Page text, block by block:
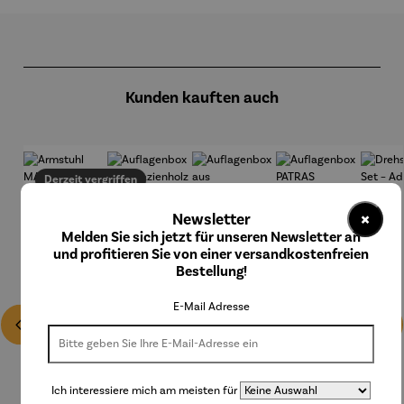
Kunden kauften auch
Derzeit vergriffen
×
Newsletter
Melden Sie sich jetzt für unseren Newsletter an
und profitieren Sie von einer versandkostenfreien
Bestellung!
E-Mail Adresse
Ich interessiere mich am meisten für